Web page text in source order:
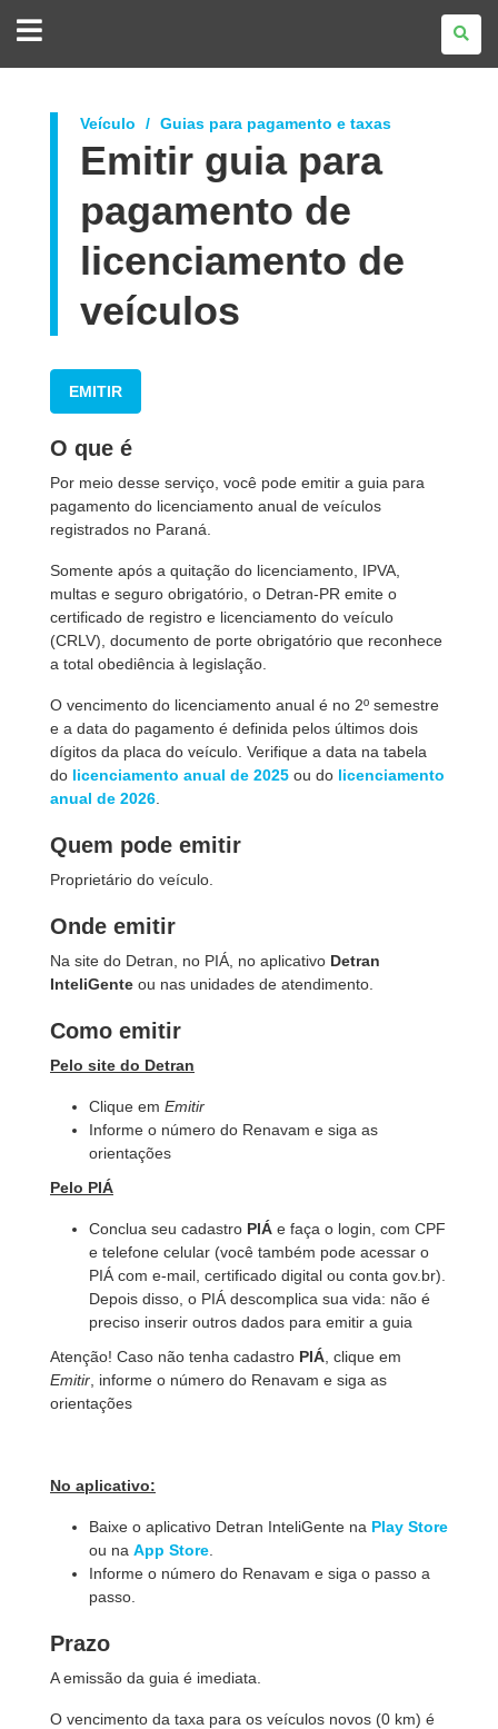
DO
Veículo Guias para pagamento e taxas
Emitir guia para
pagamento de
licenciamento de
veículos
EMITIR
O que é
Por meio desse serviço, você pode emitir a guia para
pagamento do licenciamento anual de veículos
registrados no Paraná.
Somente após a quitação do licenciamento, IPVA,
multas e seguro obrigatório, o Detran-PR emite o
certificado de registro e licenciamento do veículo
(CRLV), documento de porte obrigatório que reconhece
a total obediência à legislação.
O vencimento do licenciamento anual é no 2º semestre
e a data do pagamento é definida pelos últimos dois
dígitos da placa do veículo. Verifique a data na tabela
do licenciamento anual de 2025 ou do licenciamento
anual de 2026
Quem pode emitir
Proprietário do veículo.
Onde emitir
Na site do Detran, no PIÁ, no aplicativo Detran
InteliGente ou nas unidades de atendimento.
Como emitir
Pelo site do Detran
Clique em Emitir
Informe o número do Renavam e siga as
orientações
Pelo PIÁ
Conclua seu cadastro PIÁ e faça o login, com CPF
e telefone celular (você também pode acessar o
PIÁ com e-mail, certificado digital ou conta gov.br).
Depois disso, o PIÁ descomplica sua vida: não é
preciso inserir outros dados para emitir a guia
Atenção! Caso não tenha cadastro PIÁ , clique em
Emitir informe o número do Renavam e siga as
orientações
No aplicativo:
Baixe o aplicativo Detran InteliGente na Play Store
ou na App Store
Informe o número do Renavam e siga o passo a
passo.
Prazo
A emissão da guia é imediata.
O vencimento da taxa para os veículos novos (0 km) é